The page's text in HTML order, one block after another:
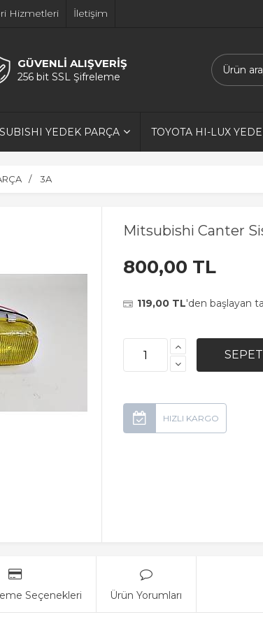
Hizmetleri İletişim
GÜVENLİ ALIŞVERİŞ
256 bit SSL Şifreleme
YEDEK PARÇA TOYOTA HI-LUX
3A
Mitsubishi Canter
800,00 TL
119,00 TL'den başlayan
Seçenekleri Ürün Yorumları